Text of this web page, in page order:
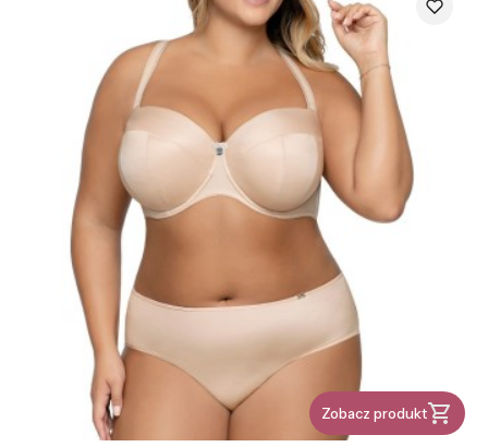
Zobacz produkt